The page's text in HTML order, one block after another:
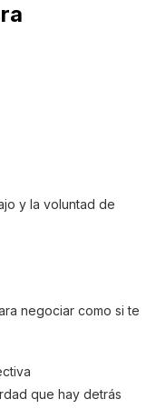
y la voluntad de
negociar como si te
que hay detrás